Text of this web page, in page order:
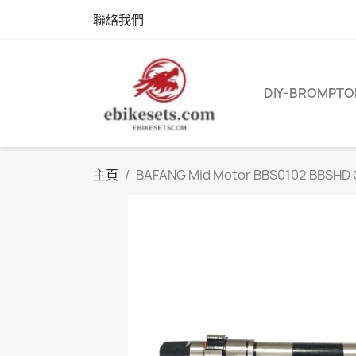
聯絡我們
DIY-
主頁 BAFANG Mid Motor BBS0102